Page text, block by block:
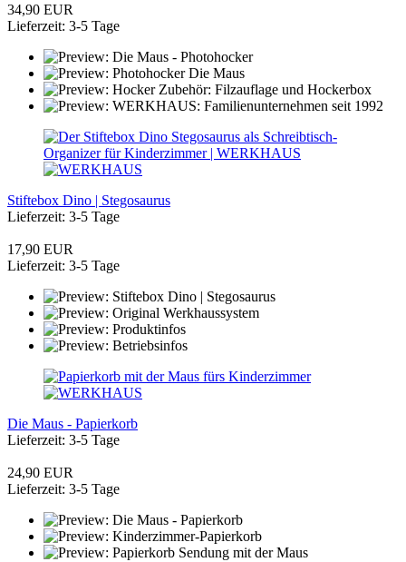
34,90 EUR
Lieferzeit: 3-5 Tage
Stiftebox Dino | Stegosaurus
Lieferzeit: 3-5 Tage
17,90 EUR
Lieferzeit: 3-5 Tage
Die Maus - Papierkorb
Lieferzeit: 3-5 Tage
24,90 EUR
Lieferzeit: 3-5 Tage